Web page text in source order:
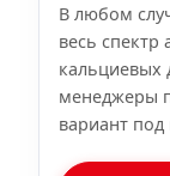
В любом
весь
менеджеры
вариант